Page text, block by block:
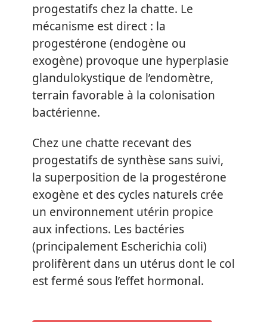
progestatifs chez la chatte. Le
mécanisme est direct : la
progestérone (endogène ou
exogène) provoque une hyperplasie
glandulokystique de l’endomètre,
terrain favorable à la colonisation
bactérienne.
Chez une chatte recevant des
progestatifs de synthèse sans suivi,
la superposition de la progestérone
exogène et des cycles naturels crée
un environnement utérin propice
aux infections. Les bactéries
(principalement Escherichia coli)
prolifèrent dans un utérus dont le col
est fermé sous l’effet hormonal.